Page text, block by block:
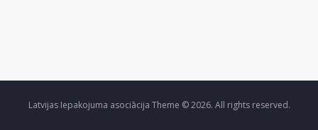
Latvijas Iepakojuma asociācija Theme © 2026. All rights reserved.